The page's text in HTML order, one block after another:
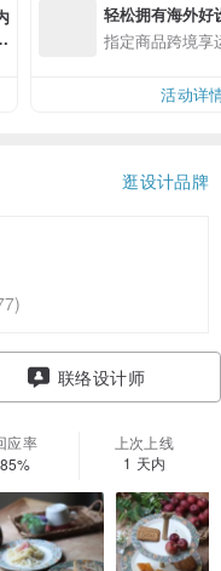
轻松拥有海外好
指定商品跨境享
活动详
逛设计品牌
联络设计师
应率
85%
上次上线
1 天内